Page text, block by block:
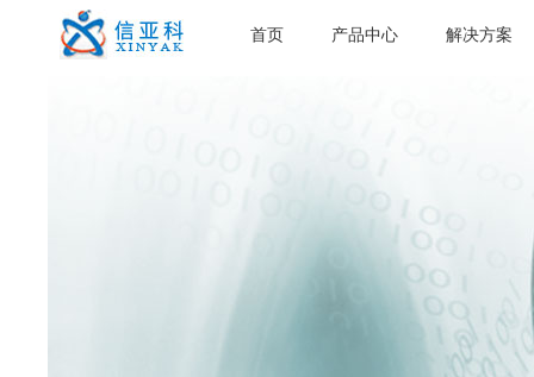
首页 产品中心 解决方案